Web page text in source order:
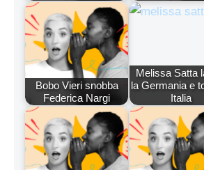
Bobo Vieri snobba
Federica Nargi
Melissa Satta
la Germania e
Italia